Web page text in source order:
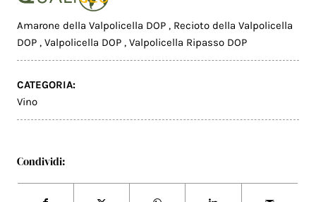
Amarone della Valpolicella DOP, Recioto della Valpolicella
DOP,Valpolicella DOP,Valpolicella Ripasso DOP
CATEGORIA:
Vino
Condividi: